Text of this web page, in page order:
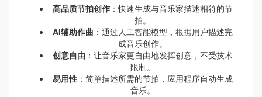
高品质节拍创作 ：快速生成与音乐家描述相符的节
拍。
AI辅助作曲 ：通过人工智能模型，根据用户描述完
成音乐创作。
创意自由 ：让音乐家更自由地发挥创意，不受技术
限制。
易用性 ：简单描述所需的节拍，应用程序自动生成
音乐。